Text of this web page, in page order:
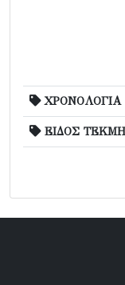
ΧΡΟΝΟΛΟΓΙΑ
ΕΙΔΟΣ